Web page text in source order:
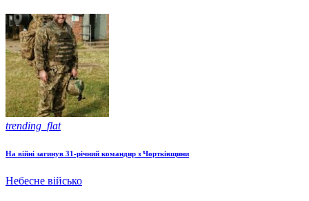
trending_flat
На війні загинув 31-річний командир з Чортківщини
Небесне військо